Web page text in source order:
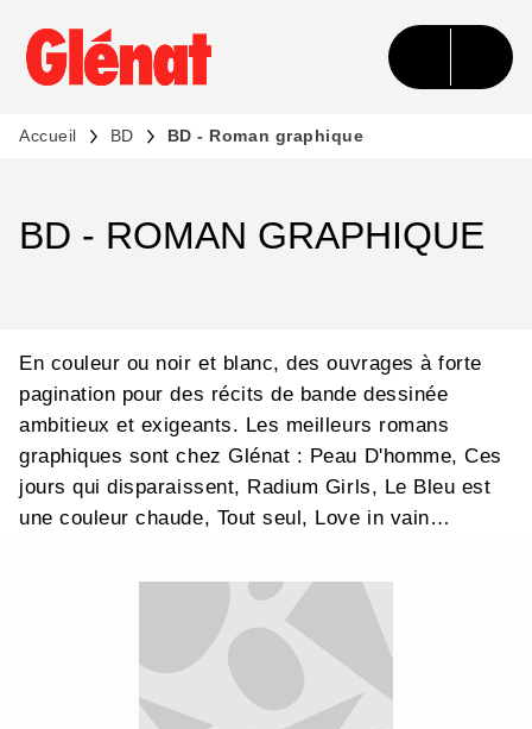
MENU RECHERCHE CONTENU
PIED DE PAGE
Accueil BD BD - Roman graphique
BD - ROMAN GRAPHIQUE
En couleur ou noir et blanc, des ouvrages à forte
pagination pour des récits de bande dessinée
ambitieux et exigeants. Les meilleurs romans
graphiques sont chez Glénat : Peau D'homme, Ces
jours qui disparaissent, Radium Girls, Le Bleu est
une couleur chaude, Tout seul, Love in vain…